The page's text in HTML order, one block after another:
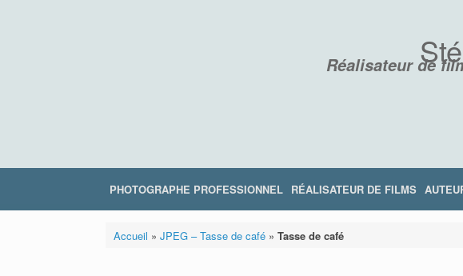
Réalisateur de
PHOTOGRAPHE PROFESSIONNEL RÉALISATEUR DE FILMS
Accueil » JPEG – Tasse de café» Tasse de café